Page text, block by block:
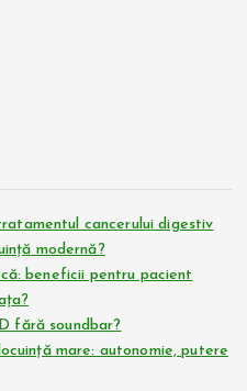
cancerului digestiv
modernă?
beneficii pentru pacient
fără soundbar?
mare: autonomie, putere